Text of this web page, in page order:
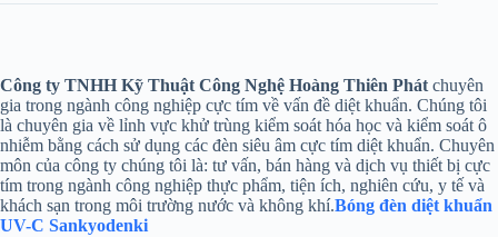
Công ty TNHH Kỹ Thuật Công Nghệ Hoàng Thiên Phát chuyên
gia trong ngành công nghiệp cực tím về vấn đề diệt khuẩn. Chúng tôi
là chuyên gia về lỉnh vực khử trùng kiểm soát hóa học và kiểm soát ô
nhiễm bằng cách sử dụng các đèn siêu âm cực tím diệt khuẩn. Chuyên
môn của công ty chúng tôi là: tư vấn, bán hàng và dịch vụ thiết bị cực
tím trong ngành công nghiệp thực phẩm, tiện ích, nghiên cứu, y tế và
khách sạn trong môi trường nước và không khí.Bóng đèn diệt khuẩn
UV-C Sankyodenki